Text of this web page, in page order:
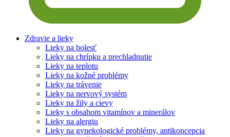
Zdravie a lieky
Lieky na bolesť
Lieky na chrípku a prechladnutie
Lieky na teplotu
Lieky na kožné problémy
Lieky na trávenie
Lieky na nervový systém
Lieky na žily a cievy
Lieky s obsahom vitamínov a minerálov
Lieky na alergiu
Lieky na gynekologické problémy, antikoncepcia